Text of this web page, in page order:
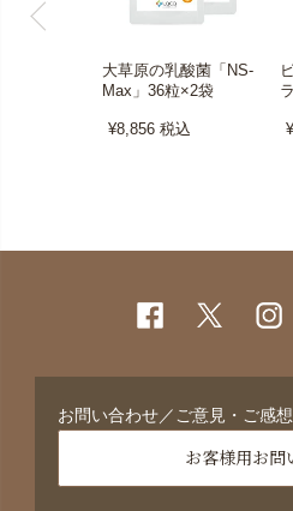
大草原の乳酸菌「NS-
Max」36粒×2袋
¥8,856税込
お問い合わせ／ご意見・ご感想
お客様用お問